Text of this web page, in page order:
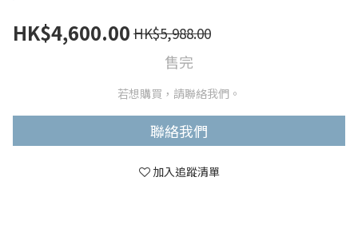
HK$4,600.00 HK$5,988.00
售完
若想購買，請聯絡我們。
聯絡我們
加入追蹤清單